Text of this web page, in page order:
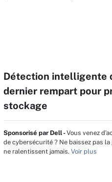
Détection intelligente
dernier rempart pour
stockage
Sponsorisé par Dell -Vous venez
de cybersécurité ? Ne baissez pas
ne ralentissent jamais. Voir plus